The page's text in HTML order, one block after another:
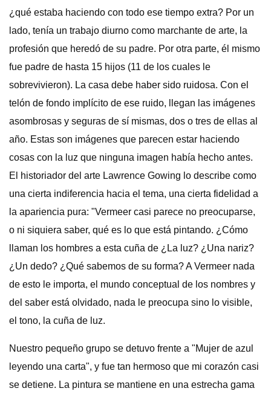
¿qué estaba haciendo con todo ese tiempo extra? Por un
lado, tenía un trabajo diurno como marchante de arte, la
profesión que heredó de su padre. Por otra parte, él mismo
fue padre de hasta 15 hijos (11 de los cuales le
sobrevivieron). La casa debe haber sido ruidosa. Con el
telón de fondo implícito de ese ruido, llegan las imágenes
asombrosas y seguras de sí mismas, dos o tres de ellas al
año. Estas son imágenes que parecen estar haciendo
cosas con la luz que ninguna imagen había hecho antes.
El historiador del arte Lawrence Gowing lo describe como
una cierta indiferencia hacia el tema, una cierta fidelidad a
la apariencia pura: "Vermeer casi parece no preocuparse,
o ni siquiera saber, qué es lo que está pintando. ¿Cómo
llaman los hombres a esta cuña de ¿La luz? ¿Una nariz?
¿Un dedo? ¿Qué sabemos de su forma? A Vermeer nada
de esto le importa, el mundo conceptual de los nombres y
del saber está olvidado, nada le preocupa sino lo visible,
el tono, la cuña de luz.
Nuestro pequeño grupo se detuvo frente a "Mujer de azul
leyendo una carta", y fue tan hermoso que mi corazón casi
se detiene. La pintura se mantiene en una estrecha gama